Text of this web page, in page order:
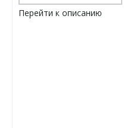
Перейти к описанию